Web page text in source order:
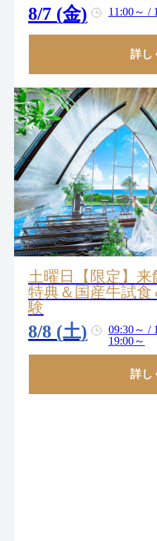
8/7 (金) 11:00～ /
詳し
土曜日【限定】
特典＆国産牛試
験
8/8 (土)
09:30～ /
19:00～
詳し